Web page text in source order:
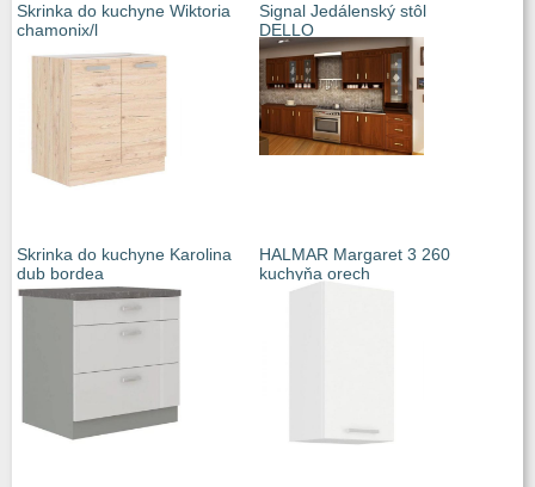
Skrinka do kuchyne Wiktoria
chamonix/l
Signal Jedálenský stôl
DELLO
Skrinka do kuchyne Karolina
dub bordea
HALMAR Margaret 3 260
kuchyňa orech